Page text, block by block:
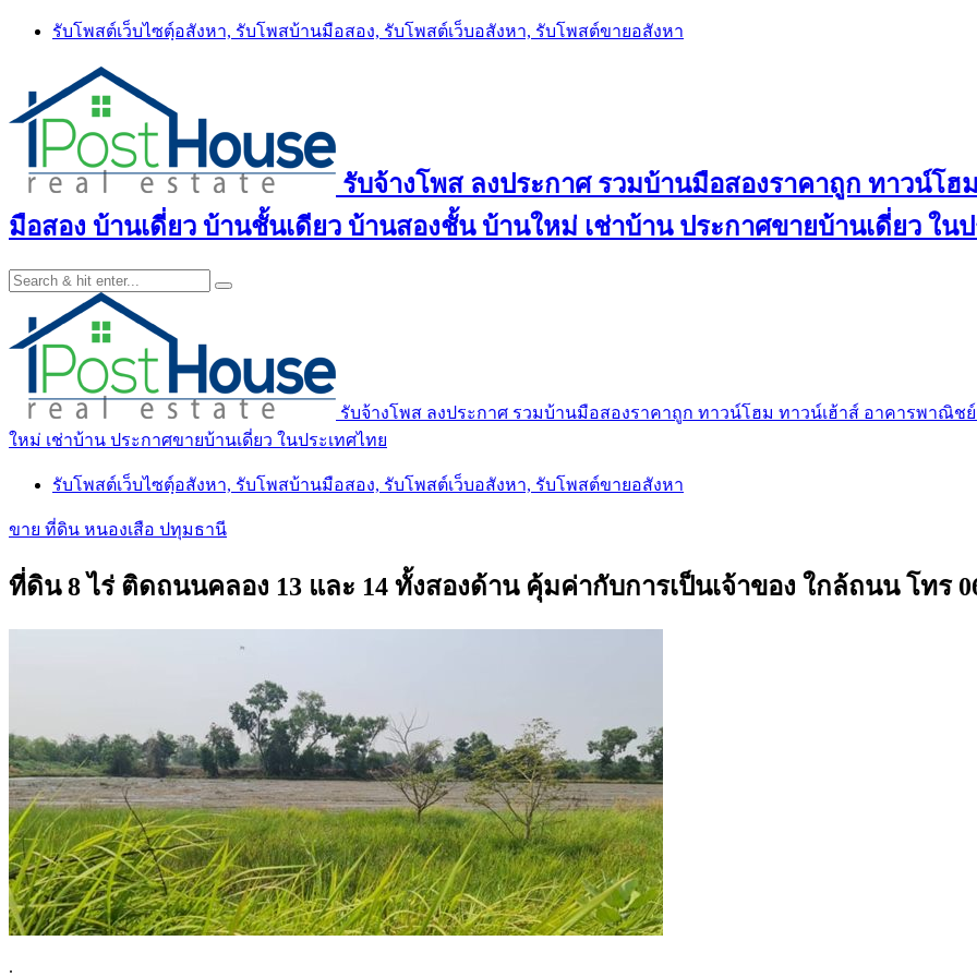
Skip
รับโพสต์เว็บไซตฺ์อสังหา, รับโพสบ้านมือสอง, รับโพสต์เว็บอสังหา, รับโพสต์ขายอสังหา
รับจ้างโพส ลงประกาศ รวมบ้านมือสองราคาถูก ทาวน์โ
มือสอง บ้านเดี่ยว บ้านชั้นเดียว บ้านสองชั้น บ้านใหม่ เช่าบ้าน ประกาศขายบ้านเดี่ยว ใน
รับจ้างโพส ลงประกาศ รวมบ้านมือสองราคาถูก ทาวน์โฮม ทาวน์เฮ้าส์ อาคารพาณิ
ใหม่ เช่าบ้าน ประกาศขายบ้านเดี่ยว ในประเทศไทย
รับโพสต์เว็บไซตฺ์อสังหา, รับโพสบ้านมือสอง, รับโพสต์เว็บอสังหา, รับโพสต์ขายอสังหา
ขาย ที่ดิน หนองเสือ ปทุมธานี
ที่ดิน 8 ไร่ ติดถนนคลอง 13 และ 14 ทั้งสองด้าน คุ้มค่ากับการเป็นเจ้าของ ใกล้ถนน โทร
.